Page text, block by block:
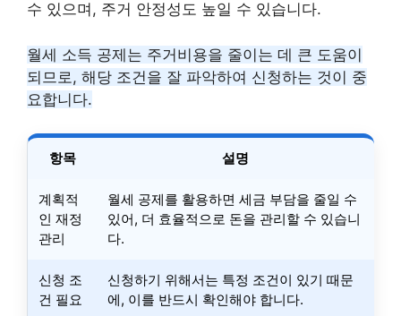
수 있으며, 주거 안정성도 높일 수 있습니다.
월세 소득 공제는 주거비용을 줄이는 데 큰 도움이
되므로, 해당 조건을 잘 파악하여 신청하는 것이 중
요합니다.
항목 설명
계획적
인 재정
관리
월세 공제를 활용하면 세금 부담을 줄일 수
있어, 더 효율적으로 돈을 관리할 수 있습니
다.
신청 조
건 필요
신청하기 위해서는 특정 조건이 있기 때문
에, 이를 반드시 확인해야 합니다.